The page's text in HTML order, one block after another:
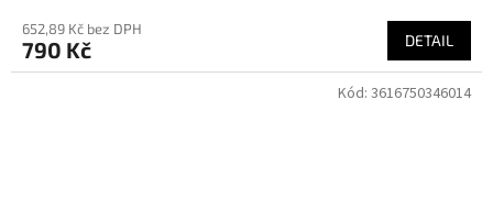
652,89 Kč bez DPH
790 Kč DETAIL
Kód: 3616750346014